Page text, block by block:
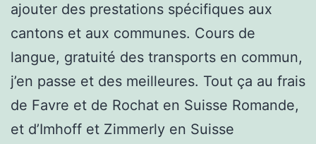
ajouter des prestations spécifiques aux
cantons et aux communes. Cours de
langue, gratuité des transports en commun,
j’en passe et des meilleures. Tout ça au frais
de Favre et de Rochat en Suisse Romande,
et d’Imhoff et Zimmerly en Suisse